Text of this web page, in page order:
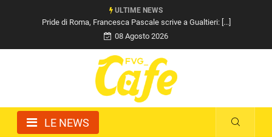
ULTIME NEWS
Pride di Roma, Francesca Pascale scrive a Gualtieri: [...]
08 Agosto 2026
LE NEWS